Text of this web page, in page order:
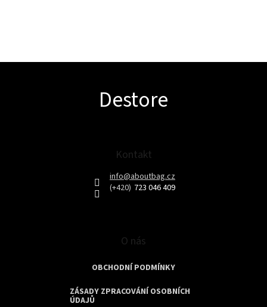
Destore
Kontakt
info@aboutbag.cz
723 046 409
O nás
OBCHODNÍ PODMÍNKY
ZÁSADY ZPRACOVÁNÍ OSOBNÍCH
ÚDAJŮ